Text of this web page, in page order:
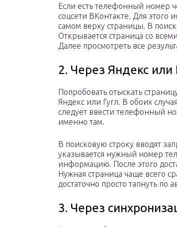
Если есть телефонный номер
соцсети ВКонтакте. Для этого
самом верху страницы. В
Открывается страница со
Далее просмотреть все
2. Через Яндекс или
Попробовать отыскать
Яндекс или Гугл. В обоих
следует ввести телефонный
именно там.
В поисковую строку вводят
указывается нужный номер
информацию. После этого
Нужная страница чаще всего
достаточно просто тапнуть по
3. Через